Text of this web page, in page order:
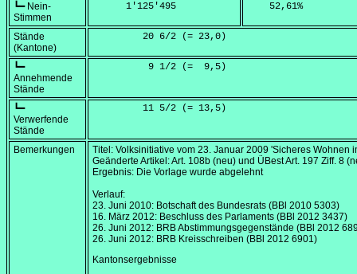
┗━ Nein-
Stimmen
      1'125'495
    52,61
%
Stände
(Kantone)
         20 6/2 (=
23,0 )
┗━
Annehmende
Stände
          9 1/2 (=
  9,5
)
┗━
Verwerfende
Stände
         11 5/2 (=
13,5 )
Bemerkungen Titel: Volksinitiative vom 23. Januar 2009 'Sicheres Wohnen
Geänderte Artikel: Art. 108b (neu) und ÜBest Art. 197 Ziff. 8
Ergebnis: Die Vorlage wurde abgelehnt
Verlauf:
23. Juni 2010: Botschaft des Bundesrats (BBl 2010 5303)
16. März 2012: Beschluss des Parlaments (BBl 2012 3437)
26. Juni 2012: BRB Abstimmungsgegenstände (BBl 2012
26. Juni 2012: BRB Kreisschreiben (BBl 2012 6901)
Kantonsergebnisse